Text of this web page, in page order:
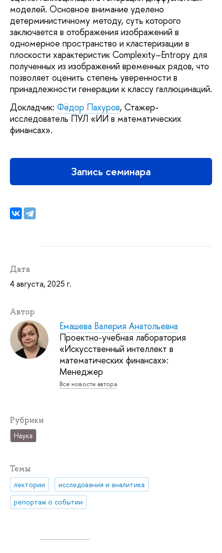
моделей. Основное внимание уделено
детерминистичному методу, суть которого
заключается в отображения изображений в
одномерное пространство и кластеризации в
плоскости характеристик Complexity–Entropy для
полученных из изображений временных рядов, что
позволяет оценить степень уверенности в
принадлежности генерации к классу галлюцинаций.
Докладчик: Фёдор Пахуров, Стажер-
исследователь ПУЛ «ИИ в математических
финансах».
Запись семинара
Дата
4 августа, 2025 г.
Автор
Емашева Валерия Анатольевна
Проектно-учебная лаборатория
«Искусственный интеллект в
математических финансах»:
Менеджер
Все новости автора
Рубрики
Наука
Темы
лектории
исследования и аналитика
репортаж о событии